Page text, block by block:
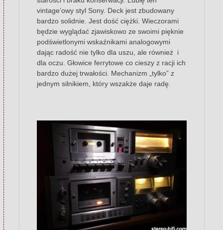
vintage’owy styl Sony. Deck jest zbudowany
bardzo solidnie. Jest dość ciężki. Wieczorami
będzie wyglądać zjawiskowo ze swoimi pięknie
podświetlonymi wskaźnikami analogowymi
dając radość nie tylko dla uszu, ale również i
dla oczu. Głowice ferrytowe co cieszy z racji ich
bardzo dużej trwałości. Mechanizm „tylko” z
jednym silnikiem, który wszakże daje radę.